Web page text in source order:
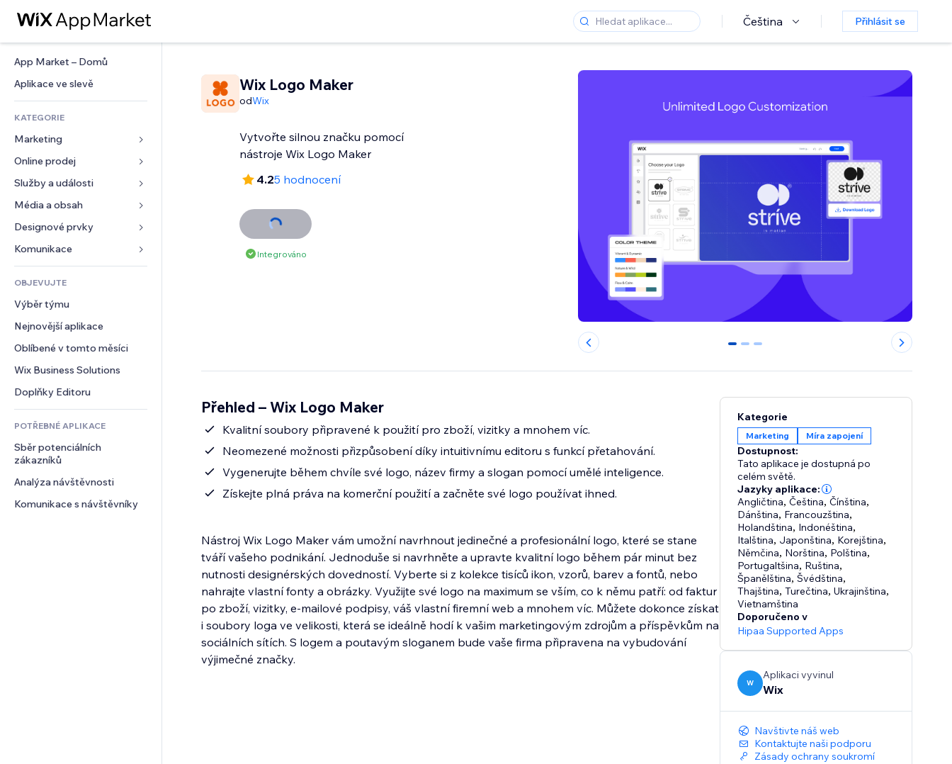
Čeština Přihlásit se
App Market – Domů
Aplikace ve slevě
KATEGORIE
Marketing
Reklamy
Mobilní zařízení
Analytika
Výpisy webu
E‑mail
Online prodej
Aplikace pro obchody
Doprava a doručení
Tlačítka pro prodej
Účetnictví
Kupóny a věrnostní programy
Skladování
Jídlo a nápoje
Služby a události
Ubytování
Události
Restaurace
Nemovitosti
Rezervace
Média a obsah
Galerie
Hudba
Podcasty
Fotografie
Video
PDF
Sdílení souborů
Novinky
Designové prvky
Mapy a navigace
Soukromí a bezpečnost
Hodiny
Šablony stránek
Efekty pro obrázky
Tlačítka a nabídky
Bannery a odznaky
Kalkulačky
Vyhledávání
Počasí
Tabulky a grafy
Formuláře
Ankety
Chat
Komentáře
Telefon
Komunita
Reference a recenze
CRM
OBJEVUJTE
Výběr týmu
Nejnovější aplikace
Oblíbené v tomto měsíci
Wix Business Solutions
Doplňky Editoru
POTŘEBNÉ APLIKACE
Sběr potenciálních
zákazníků
Analýza návštěvnosti
Komunikace s návštěvníky
Wix Logo Maker
odWix
Vytvořte silnou značku pomocí
nástroje Wix Logo Maker
4.25 hodnocení
Integrováno
0 1 2
Přehled – Wix Logo Maker
Kvalitní soubory připravené k použití pro zboží, vizitky a mnohem víc.
Neomezené možnosti přizpůsobení díky intuitivnímu editoru s funkcí přetahování.
Vygenerujte během chvíle své logo, název firmy a slogan pomocí umělé inteligence.
Získejte plná práva na komerční použití a začněte své logo používat ihned.
Nástroj Wix Logo Maker vám umožní navrhnout jedinečné a profesionální logo, které se stane
tváří vašeho podnikání. Jednoduše si navrhněte a upravte kvalitní logo během pár minut bez
nutnosti designérských dovedností. Vyberte si z kolekce tisíců ikon, vzorů, barev a fontů, nebo
nahrajte vlastní fonty a obrázky. Využijte své logo na maximum se vším, co k němu patří: od faktur
po zboží, vizitky, e‑mailové podpisy, váš vlastní firemní web a mnohem víc. Můžete dokonce získat
i soubory loga ve velikosti, která se ideálně hodí k vašim marketingovým zdrojům a příspěvkům na
sociálních sítích. S logem a poutavým sloganem bude vaše firma připravena na vybudování
Kategorie
Marketing Míra zapojení
Dostupnost:
Tato aplikace je dostupná po
celém světě.
Jazyky aplikace:
Angličtina,Čeština,Čínština,
Dánština, Francouzština,
Holandština, Indonéština,
Italština, Japonština, Korejština,
Němčina, Norština, Polština,
Portugaltšina, Ruština,
Španělština,Švédština,
Thajština,Turečtina,Ukrajinština,
Vietnamština
Doporučeno v
Hipaa Supported Apps
W
Aplikaci vyvinul
Wix
Navštivte náš web
Kontaktujte naši podporu
Zásady ochrany soukromí